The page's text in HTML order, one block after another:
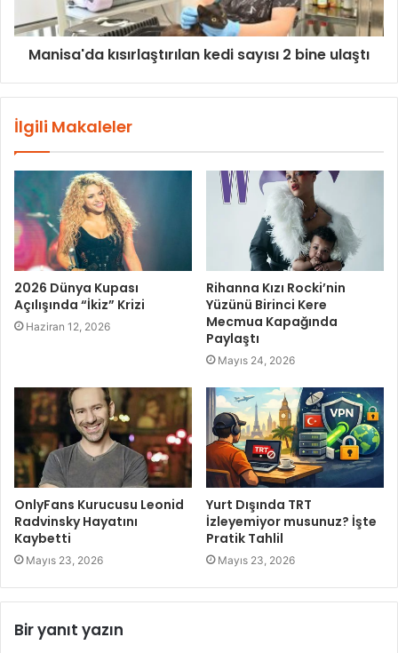
Manisa'da kısırlaştırılan kedi sayısı 2 bine ulaştı
İlgili Makaleler
2026 Dünya Kupası
Açılışında “İkiz” Krizi
Haziran 12, 2026
Rihanna Kızı Rocki’nin
Yüzünü Birinci Kere
Mecmua Kapağında
Paylaştı
Mayıs 24, 2026
OnlyFans Kurucusu Leonid
Radvinsky Hayatını
Kaybetti
Mayıs 23, 2026
Yurt Dışında TRT
İzleyemiyor musunuz? İşte
Pratik Tahlil
Mayıs 23, 2026
Bir yanıt yazın